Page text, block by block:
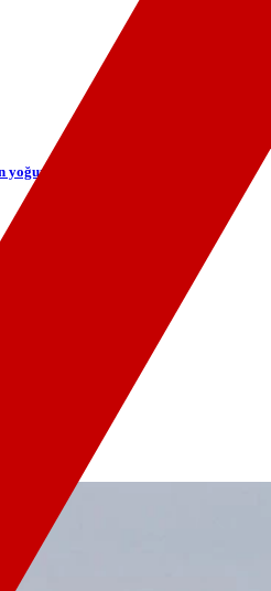
havalimanı oldu
dönemi başlıyor
diplomasisi